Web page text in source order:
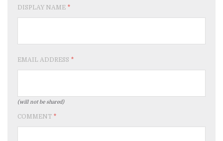
DISPLAY NAME *
EMAIL ADDRESS *
(will not be shared)
COMMENT *